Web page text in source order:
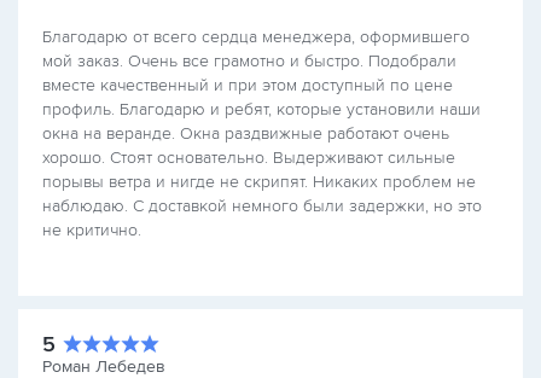
Благодарю от всего сердца менеджера, оформившего
мой заказ. Очень все грамотно и быстро. Подобрали
вместе качественный и при этом доступный по цене
профиль. Благодарю и ребят, которые установили наши
окна на веранде. Окна раздвижные работают очень
хорошо. Стоят основательно. Выдерживают сильные
порывы ветра и нигде не скрипят. Никаких проблем не
наблюдаю. С доставкой немного были задержки, но это
не критично.
5
Роман Лебедев